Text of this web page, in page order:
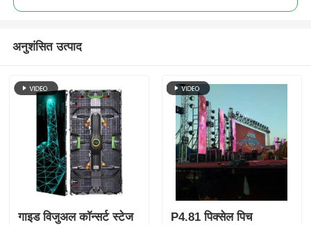
अनुशंसित उत्पाद
गाइड विजुअल कॉन्सर्ट स्टेज
P4.81 पिक्सेल पिच